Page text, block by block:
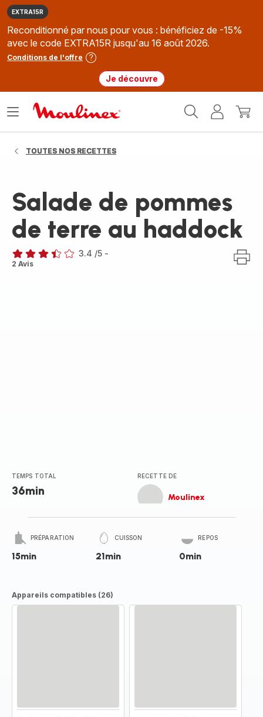
EXTRA15R
Reconditionné par nous pour vous : bénéficiez de -15%
avec le code EXTRA15R jusqu'au 16 août 2026.
Conditions de l'offre
Je découvre
MonMon
Ouvrir
TOUTES NOS RECETTES
Salade de pommes
de terre au haddock
ratings.3.4
3.4 /5 -
2 Avis
TEMPS TOTAL
36min
RECETTE DE
Moulinex
PRÉPARATION
15min
CUISSON
21min
REPOS
0min
Appareils compatibles (26)